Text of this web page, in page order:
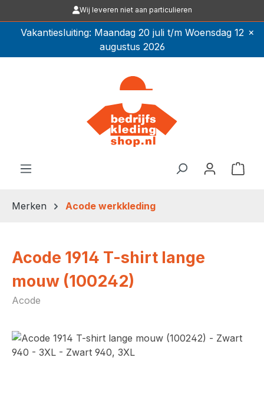
Ga naar de hoofdinhoudWij leveren niet aan particulieren
Vakantiesluiting: Maandag 20 juli t/m Woensdag 12
augustus 2026
×
Merken Acode werkkleding
Acode 1914 T-shirt lange
mouw (100242)
Acode
Afbeeldingengalerij overslaan